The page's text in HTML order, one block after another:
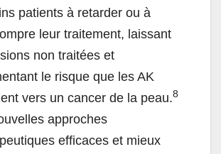
patients à retarder ou à
leur traitement, laissant
non traitées et
le risque que les AK
vers un cancer de la peau.8
approches
efficaces et mieux